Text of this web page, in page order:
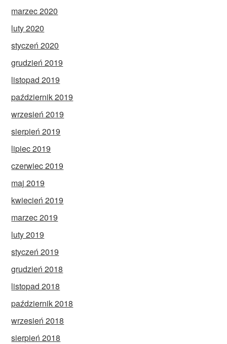
marzec 2020
luty 2020
styczeń 2020
grudzień 2019
listopad 2019
październik 2019
wrzesień 2019
sierpień 2019
lipiec 2019
czerwiec 2019
maj 2019
kwiecień 2019
marzec 2019
luty 2019
styczeń 2019
grudzień 2018
listopad 2018
październik 2018
wrzesień 2018
sierpień 2018